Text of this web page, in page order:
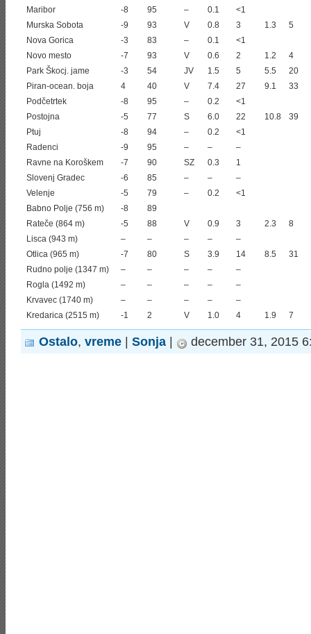
Maribor
-8 95 – 0.1
<1
Murska Sobota
-9 93 V 0.8 3 1.3
5
Nova Gorica
-3 83 – 0.1
<1
Novo mesto
-7 93 V 0.6 2 1.2
4
Park Škocj. jame
-3 54 JV 1.5 5 5.5
20
Piran-ocean. boja
4 40 V 7.4 27 9.1
33
Podčetrtek
-8 95 – 0.2
<1
Postojna
-5 77 S 6.0 22 10.8
39
Ptuj
-8 94 – 0.2
<1
Radenci
-9 95 – –
–
Ravne na Koroškem
-7 90 SZ 0.3
1
Slovenj Gradec
-6 85 – –
–
Velenje
-5 79 – 0.2
<1
Babno Polje (756 m)
-8
89
Rateče (864 m)
-5 88 V 0.9 3 2.3
8
Lisca (943 m)
– – – –
–
Otlica (965 m)
-7 80 S 3.9 14 8.5
31
Rudno polje (1347 m)
– – – –
–
Rogla (1492 m)
– – – –
–
Krvavec (1740 m)
– – – –
–
Kredarica (2515 m)
-1 2 V 1.0 4 1.9 7
Ostalo, vreme Sonja december 31, 2015